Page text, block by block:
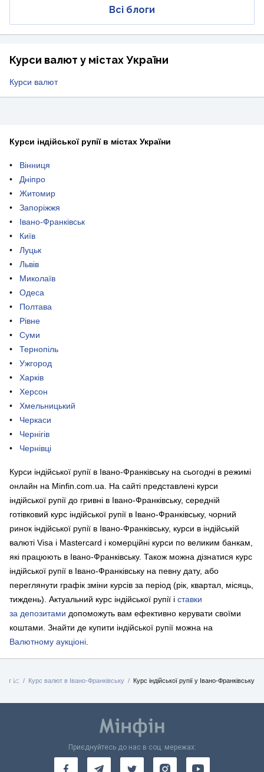
Всі блоги
Курси валют у містах України
Курси валют
Курси індійської рупії в містах України
Вінниця
Дніпро
Житомир
Запоріжжя
Івано-Франківськ
Київ
Луцьк
Львів
Миколаїв
Одеса
Полтава
Рівне
Суми
Тернопіль
Ужгород
Харків
Херсон
Хмельницький
Черкаси
Чернігів
Чернівці
Курси індійської рупії в Івано-Франківську на сьогодні в режимі
онлайн на Minfin.com.ua. На сайті представлені курси
індійської рупії до гривні в Івано-Франківську, середній
готівковий курс індійської рупії в Івано-Франківську, чорний
ринок індійської рупії в Івано-Франківську, курси в індійській
валюті Visa і Mastercard і комерційні курси по великим банкам,
які працюють в Івано-Франківську. Також можна дізнатися курс
індійської рупії в Івано-Франківську на певну дату, або
переглянути графік зміни курсів за період (рік, квартал, місяць,
тиждень). Актуальний курс індійської рупії і ставки
за депозитами допоможуть вам ефективно керувати своїми
коштами. Знайти де купити індійської рупії можна на
Валютному аукціоні
📈 Курс валют в Івано-Франківську Курс індійської рупії у Івано-Франківську
Приєднуйтесь до нас в соц. мережах: